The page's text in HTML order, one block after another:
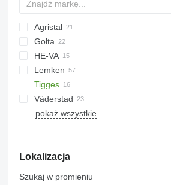
Agristal
10
KW
BW
Tiger Mate
Minimax
Multiflex
Golta
HE-VA
Cultro
Optipack
Vari-Master
Lemken
VarioPack
Zirkon
Lion
Synkro
Dupe
Tigges
KL
KZK
Väderstad
Carrier
pokaż wszystkie
Lokalizacja
Szukaj w promieniu